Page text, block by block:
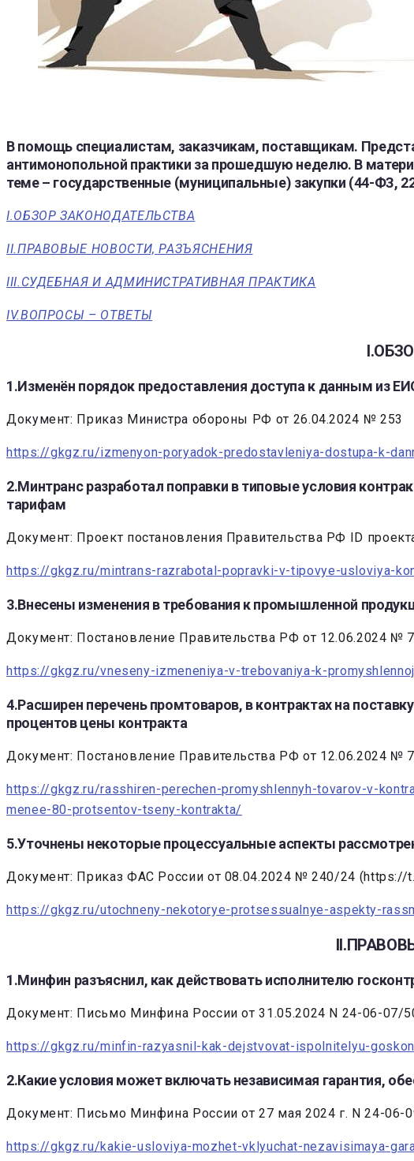
В помощь специалистам, заказчикам, поставщикам.
антимонопольной практики за прошедшую неделю. В
теме – государственные (муниципальные) закупки (44-ФЗ,
I.ОБЗОР ЗАКОНОДАТЕЛЬСТВА
II.ПРАВОВЫЕ НОВОСТИ, РАЗЪЯСНЕНИЯ
III.СУДЕБНАЯ И АДМИНИСТРАТИВНАЯ ПРАКТИКА
IV.ВОПРОСЫ – ОТВЕТЫ
1.Изменён порядок предоставления доступа к данным из
Документ: Приказ Министра обороны РФ от 26.04.2024 № 253
https://gkgz.ru/izmenyon-poryadok-predostavleniya-dostupa-k-
2.Минтранс разработал поправки в типовые условия
тарифам
Документ: Проект постановления Правительства РФ ID
https://gkgz.ru/mintrans-razrabotal-popravki-v-tipovye-usloviya-
3.Внесены изменения в требования к промышленной
Документ: Постановление Правительства РФ от 12.06.2024 №
https://gkgz.ru/vneseny-izmeneniya-v-trebovaniya-k-
4.Расширен перечень промтоваров, в контрактах на
процентов цены контракта
Документ: Постановление Правительства РФ от 12.06.2024 №
https://gkgz.ru/rasshiren-perechen-promyshlennyh-tovarov-v-
menee-80-protsentov-tseny-kontrakta/
5.Уточнены некоторые процессуальные аспекты
Документ: Приказ ФАС России от 08.04.2024 № 240/24 (https://
https://gkgz.ru/utochneny-nekotorye-protsessualnye-aspekty-
1.Минфин разъяснил, как действовать исполнителю
Документ: Письмо Минфина России от 31.05.2024 N 24-06-07/
https://gkgz.ru/minfin-razyasnil-kak-dejstvovat-ispolnitelyu-
2.Какие условия может включать независимая гарантия,
Документ: Письмо Минфина России от 27 мая 2024 г. N 24-06-
https://gkgz.ru/kakie-usloviya-mozhet-vklyuchat-nezavisimaya-